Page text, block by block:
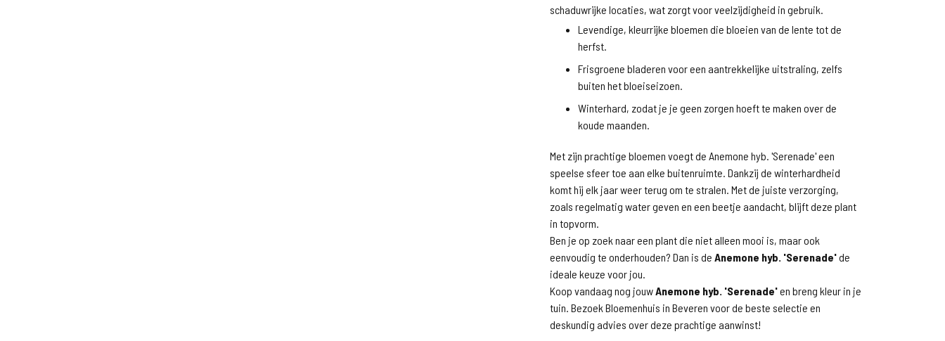
schaduwrijke locaties, wat zorgt voor veelzijdigheid in gebruik.
Levendige, kleurrijke bloemen die bloeien van de lente tot de
herfst.
Frisgroene bladeren voor een aantrekkelijke uitstraling, zelfs
buiten het bloeiseizoen.
Winterhard, zodat je je geen zorgen hoeft te maken over de
koude maanden.
Met zijn prachtige bloemen voegt de Anemone hyb. 'Serenade' een
speelse sfeer toe aan elke buitenruimte. Dankzij de winterhardheid
komt hij elk jaar weer terug om te stralen. Met de juiste verzorging,
zoals regelmatig water geven en een beetje aandacht, blijft deze plant
in topvorm.
Ben je op zoek naar een plant die niet alleen mooi is, maar ook
eenvoudig te onderhouden? Dan is de Anemone hyb. 'Serenade'de
ideale keuze voor jou.
Koop vandaag nog jouwAnemone hyb. 'Serenade'en breng kleur in je
tuin. Bezoek Bloemenhuis in Beveren voor de beste selectie en
deskundig advies over deze prachtige aanwinst!